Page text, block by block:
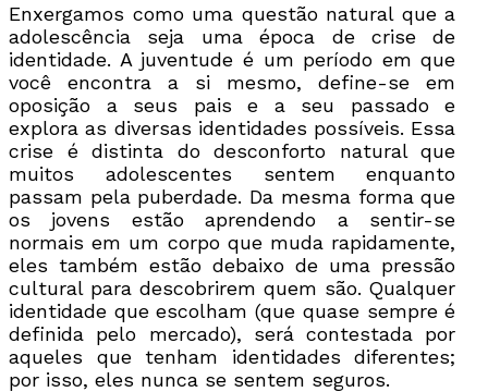
Enxergamos como uma questão natural que a
adolescência seja uma época de crise de
identidade. A juventude é um período em que
você encontra a si mesmo, define-se em
oposição a seus pais e a seu passado e
explora as diversas identidades possíveis. Essa
crise é distinta do desconforto natural que
muitos adolescentes sentem enquanto
passam pela puberdade. Da mesma forma que
os jovens estão aprendendo a sentir-se
normais em um corpo que muda rapidamente,
eles também estão debaixo de uma pressão
cultural para descobrirem quem são. Qualquer
identidade que escolham (que quase sempre é
definida pelo mercado), será contestada por
aqueles que tenham identidades diferentes;
por isso, eles nunca se sentem seguros.